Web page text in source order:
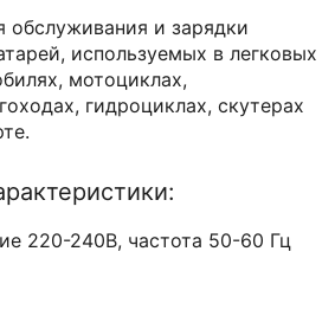
обслуживания и зарядки
используемых в легковых
мотоциклах,
гидроциклах, скутерах
220-240В, частота 50-60 Гц